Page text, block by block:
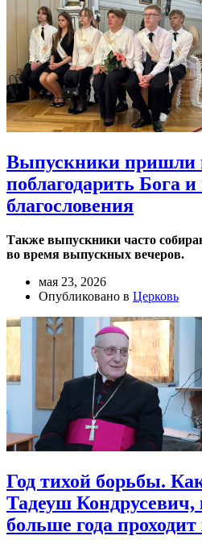
Выпускники пришли
поблагодарить Бога
благословения
Также выпускники часто
во время выпускных вечеров.
мая 23, 2026
Опубликовано в Церковь
Год тихой борьбы.
Тадеуш
больше года